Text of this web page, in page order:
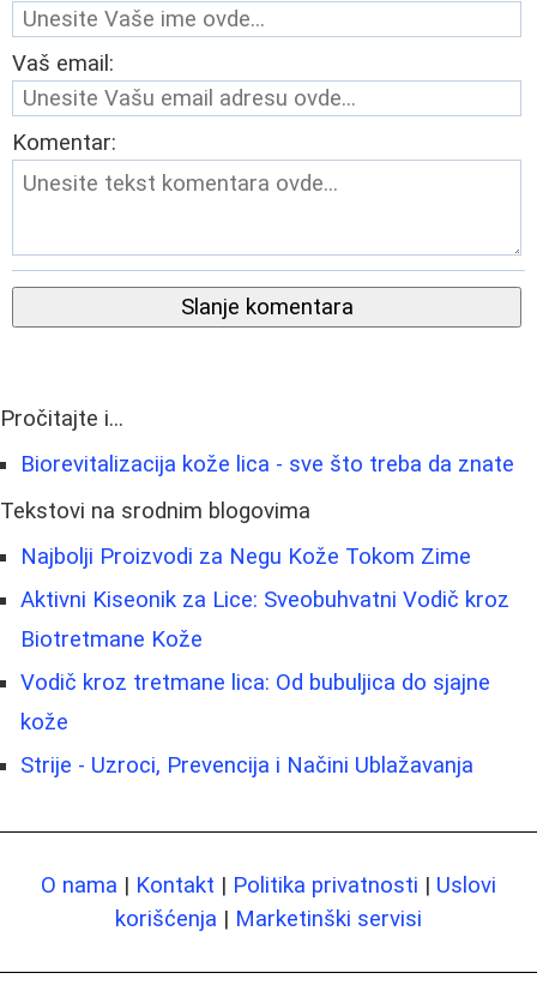
Vaš email:
Komentar:
Slanje komentara
Pročitajte i...
Biorevitalizacija kože lica - sve što treba da znate
Tekstovi na srodnim blogovima
Najbolji Proizvodi za Negu Kože Tokom Zime
Aktivni Kiseonik za Lice: Sveobuhvatni Vodič kroz
Biotretmane Kože
Vodič kroz tretmane lica: Od bubuljica do sjajne
kože
Strije - Uzroci, Prevencija i Načini Ublažavanja
O nama | Kontakt | Politika privatnosti | Uslovi
korišćenja | Marketinški servisi